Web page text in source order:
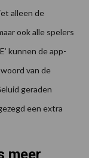
alleen de
ook alle spelers
kunnen de app-
van de
geraden
een extra
meer